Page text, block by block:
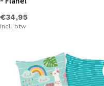
€34,95
Incl. btw